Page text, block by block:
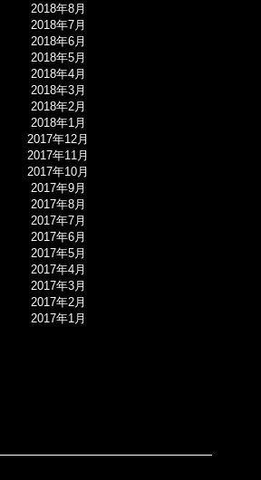
2018年8月
2018年7月
2018年6月
2018年5月
2018年4月
2018年3月
2018年2月
2018年1月
2017年12月
2017年11月
2017年10月
2017年9月
2017年8月
2017年7月
2017年6月
2017年5月
2017年4月
2017年3月
2017年2月
2017年1月